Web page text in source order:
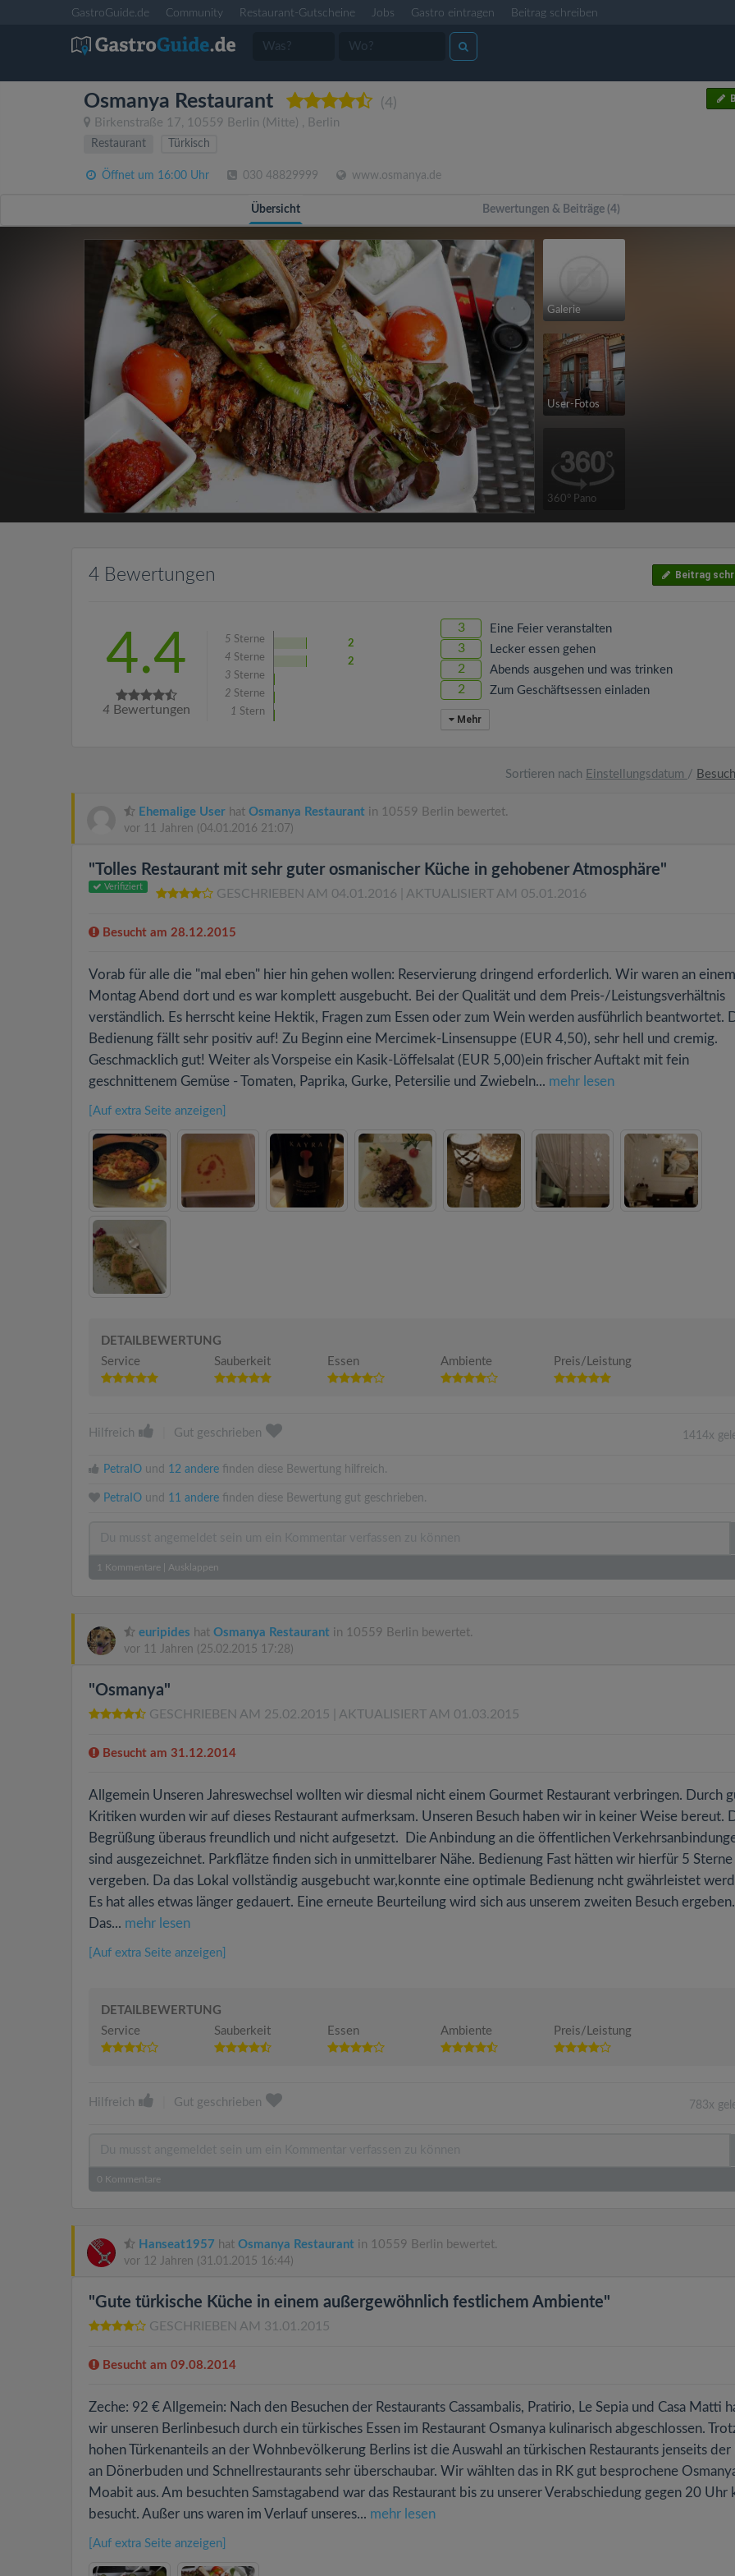
GastroGuide.de Community Restaurant-Gutscheine Jobs Gastro eintragen Beitrag schreiben
Osmanya Restaurant (4)
Birkenstraße 17, 10559 Berlin (Mitte) , Berlin
Restaurant
Türkisch
Öffnet um 16:00 Uhr 030 48829999 www.osmanya.de
Übersicht Bewertungen & Beiträge (4)
Galerie
User-Fotos
360° Pano
4 Bewertungen Beitrag
4.4
4 Bewertungen
5 Sterne
2
4 Sterne
2
3 Sterne
2 Sterne
1 Stern
3 Eine Feier veranstalten
3 Lecker essen gehen
2 Abends ausgehen und was trinken
2 Zum Geschäftsessen einladen
Mehr
Sortieren nach Einstellungsdatum /
Ehemalige User hat Osmanya Restaurant in 10559 Berlin bewertet.
vor 11 Jahren (04.01.2016 21:07)
"Tolles Restaurant mit sehr guter osmanischer Küche in gehobener Atmosphäre"
Verifiziert
GESCHRIEBEN AM 04.01.2016 | AKTUALISIERT AM 05.01.2016
Besucht am 28.12.2015
Vorab für alle die "mal eben" hier hin gehen wollen: Reservierung dringend erforderlich. Wir waren an einem
Montag Abend dort und es war komplett ausgebucht. Bei der Qualität und dem Preis-/Leistungsverhältnis
verständlich. Es herrscht keine Hektik, Fragen zum Essen oder zum Wein werden ausführlich beantwortet.
Bedienung fällt sehr positiv auf! Zu Beginn eine Mercimek-Linsensuppe (EUR 4,50), sehr hell und cremig.
Geschmacklich gut! Weiter als Vorspeise ein Kasik-Löffelsalat (EUR 5,00)ein frischer Auftakt mit fein
geschnittenem Gemüse - Tomaten, Paprika, Gurke, Petersilie und Zwiebeln... mehr lesen
[Auf extra Seite anzeigen]
DETAILBEWERTUNG
Service
Sauberkeit Essen Ambiente Preis/Leistung
Hilfreich Gut geschrieben 1414x
PetraIO und 12 andere finden diese Bewertung hilfreich.
PetraIO und 11 andere finden diese Bewertung gut geschrieben.
1 Kommentare Ausklappen
euripides hat Osmanya Restaurant in 10559 Berlin bewertet.
vor 11 Jahren (25.02.2015 17:28)
"Osmanya"
GESCHRIEBEN AM 25.02.2015 | AKTUALISIERT AM 01.03.2015
Besucht am 31.12.2014
Allgemein Unseren Jahreswechsel wollten wir diesmal nicht einem Gourmet Restaurant verbringen. Durch
Kritiken wurden wir auf dieses Restaurant aufmerksam. Unseren Besuch haben wir in keiner Weise bereut.
Begrüßung überaus freundlich und nicht aufgesetzt. Die Anbindung an die öffentlichen
sind ausgezeichnet. Parkflätze finden sich in unmittelbarer Nähe. Bedienung Fast hätten wir hierfür 5 Sterne
vergeben. Da das Lokal vollständig ausgebucht war,konnte eine optimale Bedienung ncht gwährleistet
Es hat alles etwas länger gedauert. Eine erneute Beurteilung wird sich aus unserem zweiten Besuch ergeben.
Das... mehr lesen
[Auf extra Seite anzeigen]
DETAILBEWERTUNG
Service
Sauberkeit Essen Ambiente Preis/Leistung
Hilfreich Gut geschrieben 783x
0 Kommentare
Hanseat1957 hat Osmanya Restaurant in 10559 Berlin bewertet.
vor 12 Jahren (31.01.2015 16:44)
"Gute türkische Küche in einem außergewöhnlich festlichem Ambiente"
GESCHRIEBEN AM 31.01.2015
Besucht am 09.08.2014
Zeche: 92 € Allgemein: Nach den Besuchen der Restaurants Cassambalis, Pratirio, Le Sepia und Casa Matti
wir unseren Berlinbesuch durch ein türkisches Essen im Restaurant Osmanya kulinarisch abgeschlossen.
hohen Türkenanteils an der Wohnbevölkerung Berlins ist die Auswahl an türkischen Restaurants jenseits der
an Dönerbuden und Schnellrestaurants sehr überschaubar. Wir wählten das in RK gut besprochene
Moabit aus. Am besuchten Samstagabend war das Restaurant bis zu unserer Verabschiedung gegen 20 Uhr
besucht. Außer uns waren im Verlauf unseres... mehr lesen
[Auf extra Seite anzeigen]